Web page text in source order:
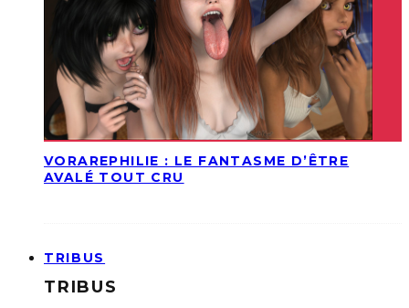
VORAREPHILIE : LE FANTASME D’ÊTRE
AVALÉ TOUT CRU
TRIBUS
TRIBUS